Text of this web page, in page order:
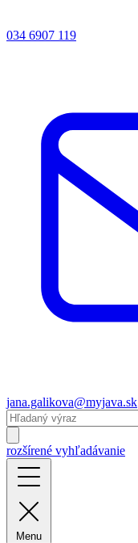
034 6907 119
jana.galikova@myjava.sk
rozšírené vyhľadávanie
Menu